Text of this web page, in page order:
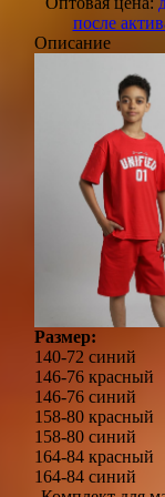
после
Описание
Размер:
140-72 синий
146-76 красный
146-76 синий
158-80 красный
158-80 синий
164-84 красный
164-84 синий